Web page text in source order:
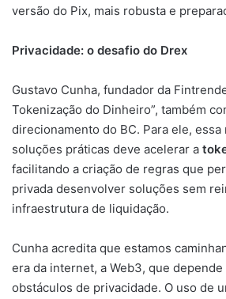
versão do Pix, mais robusta e
Privacidade: o desafio do Drex
Gustavo Cunha, fundador da
Tokenização do Dinheiro”, também
direcionamento do BC. Para ele, essa
soluções práticas deve acelerar a
facilitando a criação de regras que
privada desenvolver soluções sem
infraestrutura de liquidação.
Cunha acredita que estamos
era da internet, a Web3, que
obstáculos de privacidade. O uso de